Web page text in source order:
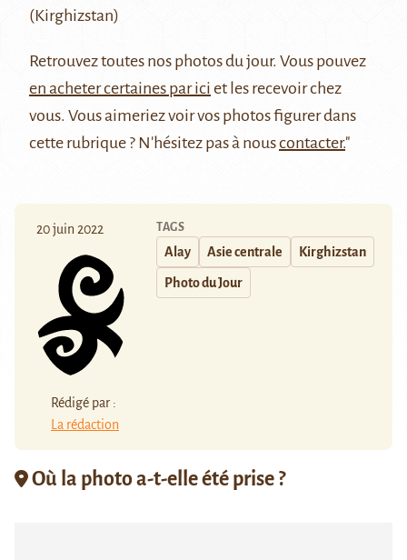
(Kirghizstan)
Retrouveztoutes nos photos du jour. Vous pouvez
en acheter certaines par ici et les recevoir chez
vous. Vous aimeriez voir vos photos figurer dans
cette rubrique ? N'hésitez pas à nouscontacter."
20 juin 2022
Rédigé par :
La rédaction
TAGS
Alay Asie centrale Kirghizstan
Photo du Jour
Où la photo a-t-elle été prise ?